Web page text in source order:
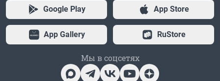
Google Play App Store
App Gallery RuStore
Мы в соцсетях